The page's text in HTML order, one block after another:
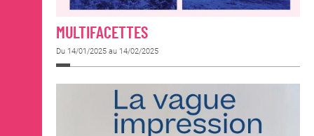
MULTIFACETTES
Du 14/01/2025 au 14/02/2025